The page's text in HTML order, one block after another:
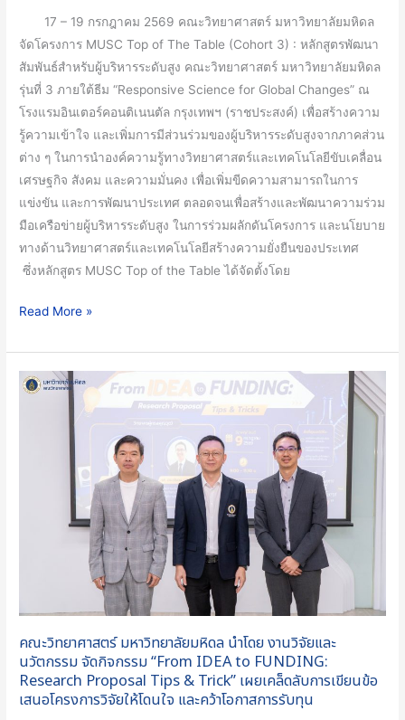
17 – 19 กรกฎาคม 2569 คณะวิทยาศาสตร์ มหาวิทยาลัยมหิดล
จัดโครงการ MUSC Top of The Table (Cohort 3) : หลักสูตรพัฒนา
สัมพันธ์สำหรับผู้บริหารระดับสูง คณะวิทยาศาสตร์ มหาวิทยาลัยมหิดล
รุ่นที่ 3 ภายใต้ธีม “Responsive Science for Global Changes” ณ
โรงแรมอินเตอร์คอนติเนนตัล กรุงเทพฯ (ราชประสงค์) เพื่อสร้างความ
รู้ความเข้าใจ และเพิ่มการมีส่วนร่วมของผู้บริหารระดับสูงจากภาคส่วน
ต่าง ๆ ในการนำองค์ความรู้ทางวิทยาศาสตร์และเทคโนโลยีขับเคลื่อน
เศรษฐกิจ สังคม และความมั่นคง เพื่อเพิ่มขีดความสามารถในการ
แข่งขัน และการพัฒนาประเทศ ตลอดจนเพื่อสร้างและพัฒนาความร่วม
มือเครือข่ายผู้บริหารระดับสูง ในการร่วมผลักดันโครงการ และนโยบาย
ทางด้านวิทยาศาสตร์และเทคโนโลยีสร้างความยั่งยืนของประเทศ
ซึ่งหลักสูตร MUSC Top of the Table ได้จัดตั้งโดย
“Responsive
Science
for
Global
Changes”เพื่อ
เสริม
สร้าง
ความ
รู้
ความ
เข้าใจ
วิสัย
ผู้นำ
และ
ภาค
เอกชน
ทาง
ด้าน
Read More »
คณะวิทยาศาสตร์ มหาวิทยาลัยมหิดล นำโดย งานวิจัยและ
นวัตกรรม จัดกิจกรรม “From IDEA to FUNDING:
Research Proposal Tips & Trick” เผยเคล็ดลับการเขียนข้อ
เสนอโครงการวิจัยให้โดนใจ และคว้าโอกาสการรับทุน
คณะ
มหาวิทยาลัย
“From
IDEA
to